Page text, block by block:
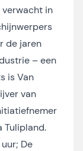
in
de jaren
– een
is Van
van
Tulipland.
De